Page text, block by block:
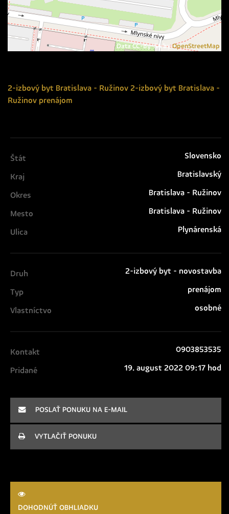
Data CC-By-SA byOpenStreetMap
2-izbový byt Bratislava - Ružinov 2-izbový byt Bratislava -
Ružinov prenájom
Štát Slovensko
Kraj Bratislavský
Okres Bratislava - Ružinov
Mesto Bratislava - Ružinov
Ulica Plynárenská
Druh 2-izbový byt - novostavba
Typ prenájom
Vlastníctvo osobné
Kontakt 0903853535
Pridané 19. august 2022 09:17 hod
POSLAŤ PONUKU NA E-MAIL
VYTLAČIŤ PONUKU
DOHODNÚŤ OBHLIADKU